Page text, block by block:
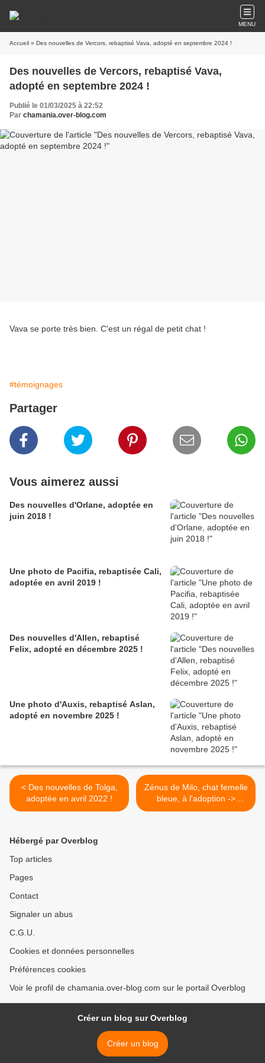
MENU
Accueil » Des nouvelles de Vercors, rebaptisé Vava, adopté en septembre 2024 !
Des nouvelles de Vercors, rebaptisé Vava,
adopté en septembre 2024 !
Publié le 01/03/2025 à 22:52
Par chamania.over-blog.com
Vava se porte très bien. C'est un régal de petit chat !
#témoignages
Partager
Vous aimerez aussi
Des nouvelles d'Orlane, adoptée en
juin 2018 !
Une photo de Pacifia, rebaptisée Cali,
adoptée en avril 2019 !
Des nouvelles d'Allen, rebaptisé
Felix, adopté en décembre 2025 !
Une photo d'Auxis, rebaptisé Aslan,
adopté en novembre 2025 !
< Des nouvelles de Tolga,
adoptée en avril 2022 !
Zénus de Milo, chat femelle
bleue, à l'adoption ->
adoptée >
Hébergé par Overblog
Top articles
Pages
Contact
Signaler un abus
C.G.U.
Cookies et données personnelles
Préférences cookies
Voir le profil de chamania.over-blog.com sur le portail Overblog
Créer un blog sur Overblog
Créer un blog